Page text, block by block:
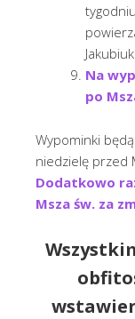
Na
po
Wypominki
niedzielę przed
Dodatkowo
Msza św. za